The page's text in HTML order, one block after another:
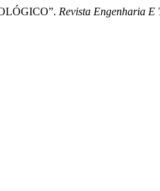
Revista Engenharia